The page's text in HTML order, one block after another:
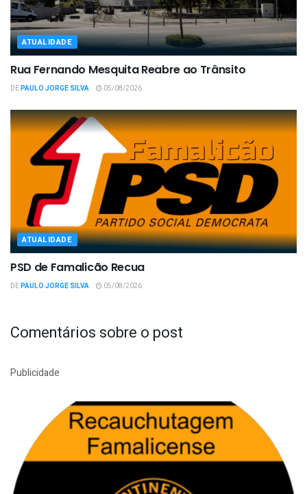
ATUALIDADE
Rua Fernando Mesquita Reabre ao Trânsito
DEPAULO JORGE SILVA 05/08/2026
ATUALIDADE
PSD de Famalicão Recua
DEPAULO JORGE SILVA 05/08/2026
Comentários sobre o post
Publicidade